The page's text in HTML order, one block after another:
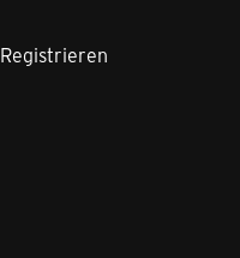
Registrieren